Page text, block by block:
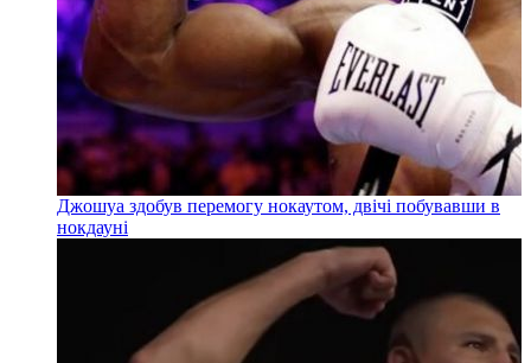
Джошуа здобув перемогу нокаутом, двічі побувавши в
нокдауні